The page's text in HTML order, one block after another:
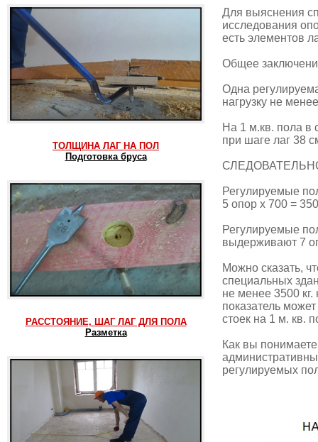
ТОЛЩИНА ЛАГ НА ПОЛ
Подготовка бруса
РАССТОЯНИЕ, ШАГ ЛАГ ДЛЯ ПОЛА
Разметка
Для выяснения
исследования
есть элементов
Общее
Одна
нагрузку не
На 1 м.кв. пола в
при шаге лаг 38
Регулируемые
5 опор х 700 =
Регулируемые
выдерживают 7
Можно сказать,
специальных
не менее 3500
показатель
стоек на 1 м. кв.
Как вы
регулируемых